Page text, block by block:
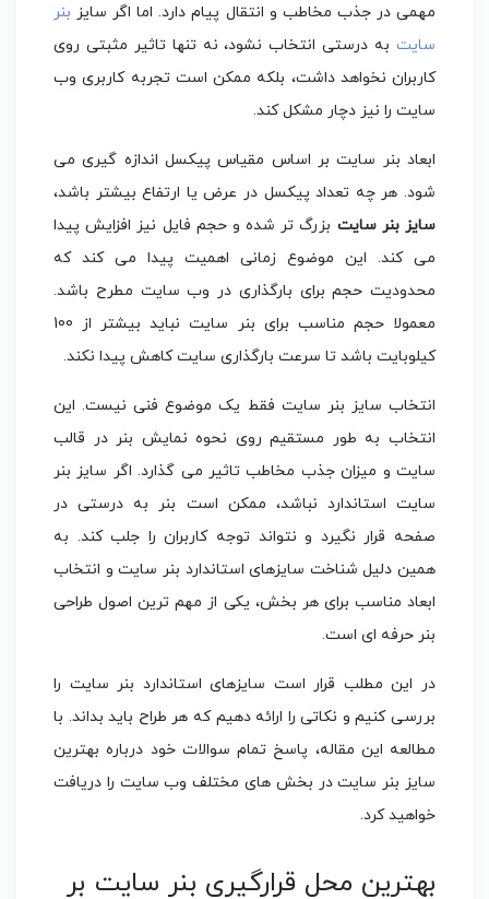
مهمی در جذب مخاطب و انتقال پیام دارد. اما اگر سایز بنر
سایت به درستی انتخاب نشود، نه تنها تاثیر مثبتی روی
کاربران نخواهد داشت، بلکه ممکن است تجربه کاربری وب
سایت را نیز دچار مشکل کند.
ابعاد بنر سایت بر اساس مقیاس پیکسل اندازه گیری می
شود. هر چه تعداد پیکسل در عرض یا ارتفاع بیشتر باشد،
سایز بنر سایت بزرگ تر شده و حجم فایل نیز افزایش پیدا
می کند. این موضوع زمانی اهمیت پیدا می کند که
محدودیت حجم برای بارگذاری در وب سایت مطرح باشد.
معمولا حجم مناسب برای بنر سایت نباید بیشتر از 100
کیلوبایت باشد تا سرعت بارگذاری سایت کاهش پیدا نکند.
انتخاب سایز بنر سایت فقط یک موضوع فنی نیست. این
انتخاب به طور مستقیم روی نحوه نمایش بنر در قالب
سایت و میزان جذب مخاطب تاثیر می گذارد. اگر سایز بنر
سایت استاندارد نباشد، ممکن است بنر به درستی در
صفحه قرار نگیرد و نتواند توجه کاربران را جلب کند. به
همین دلیل شناخت سایزهای استاندارد بنر سایت و انتخاب
ابعاد مناسب برای هر بخش، یکی از مهم ترین اصول طراحی
بنر حرفه ای است.
در این مطلب قرار است سایزهای استاندارد بنر سایت را
بررسی کنیم و نکاتی را ارائه دهیم که هر طراح باید بداند. با
مطالعه این مقاله، پاسخ تمام سوالات خود درباره بهترین
سایز بنر سایت در بخش های مختلف وب سایت را دریافت
خواهید کرد.
بهترین محل قرارگیری بنر سایت بر